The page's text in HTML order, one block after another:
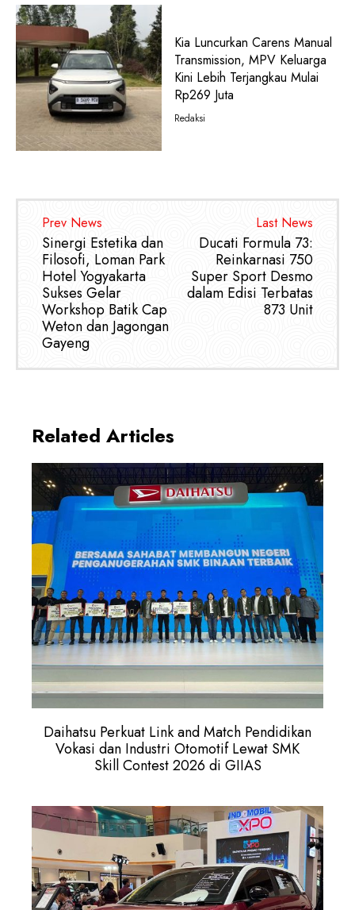
Kia Luncurkan Carens Manual
Transmission, MPV Keluarga
Kini Lebih Terjangkau Mulai
Rp269 Juta
Redaksi
Prev News
Sinergi Estetika dan
Filosofi, Loman Park
Hotel Yogyakarta
Sukses Gelar
Workshop Batik Cap
Weton dan Jagongan
Gayeng
Last News
Ducati Formula 73:
Reinkarnasi 750
Super Sport Desmo
dalam Edisi Terbatas
873 Unit
Related Articles
Daihatsu Perkuat Link and Match Pendidikan
Vokasi dan Industri Otomotif Lewat SMK
Skill Contest 2026 di GIIAS